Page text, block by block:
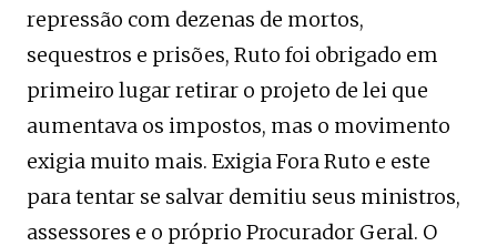
repressão com dezenas de mortos,
sequestros e prisões, Ruto foi obrigado em
primeiro lugar retirar o projeto de lei que
aumentava os impostos, mas o movimento
exigia muito mais. Exigia Fora Ruto e este
para tentar se salvar demitiu seus ministros,
assessores e o próprio Procurador Geral. O